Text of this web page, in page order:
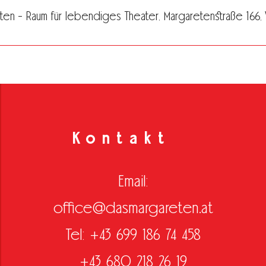
- Raum für lebendiges Theater, Margaretenstraße 166,
Kontakt
Email:
office@dasmargareten.at
Tel: +43 699 186 74 458
+43 680 218 26 19